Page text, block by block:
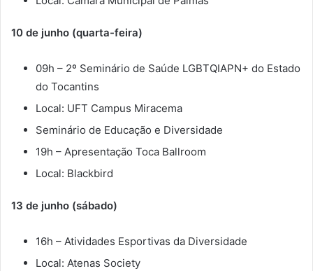
10 de junho (quarta-feira)
09h – 2º Seminário de Saúde LGBTQIAPN+ do Estado
do Tocantins
Local: UFT Campus Miracema
Seminário de Educação e Diversidade
19h – Apresentação Toca Ballroom
Local: Blackbird
13 de junho (sábado)
16h – Atividades Esportivas da Diversidade
Local: Atenas Society